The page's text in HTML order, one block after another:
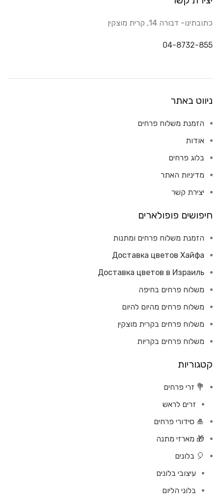
כתובתינו- דבורה 14, קרית מוצקין
04-8732-855
ניווט באתר
הזמנת משלוח פרחים
אודות
בלוג פרחים
מדיניות האתר
יצירת קשר
חיפושים פופולארים
הזמנת משלוח פרחים ומתנות
Доставка цветов Хайфа
Доставка цветов в Израиль
משלוח פרחים בחיפה
משלוח פרחים מהיום להיום
משלוח פרחים בקרית מוצקין
משלוח פרחים בקריות
קטגוריות
💐 זרי פרחים
זרים לראש
🎍 סידורי פרחים
🎁 מארזי מתנה
🎈 בלונים
עיצובי בלונים
בלוני הליום